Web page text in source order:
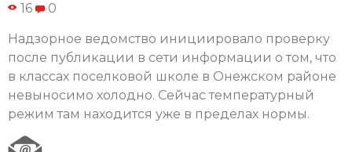
16 0
Надзорное ведомство инициировало проверку
после публикации в сети информации о том, что
в классах поселковой школе в Онежском районе
невыносимо холодно. Сейчас температурный
режим там находится уже в пределах нормы.